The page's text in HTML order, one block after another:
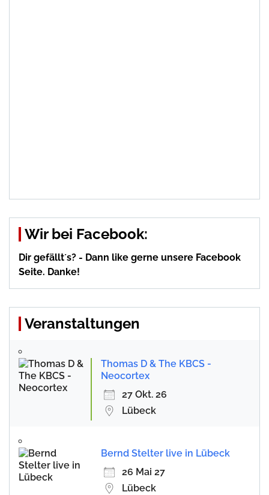
Wir bei Facebook:
Dir gefällt´s? - Dann like gerne unsere Facebook
Seite. Danke!
Veranstaltungen
Thomas D & The KBCS -
Neocortex
27 Okt. 26
Lübeck
Bernd Stelter live in Lübeck
26 Mai 27
Lübeck